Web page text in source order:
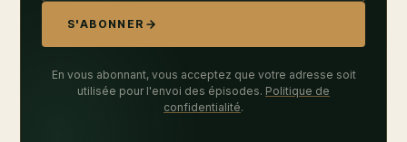
S'ABONNER
En vous abonnant, vous acceptez que votre adresse soit
utilisée pour l'envoi des épisodes. Politique de
confidentialité.